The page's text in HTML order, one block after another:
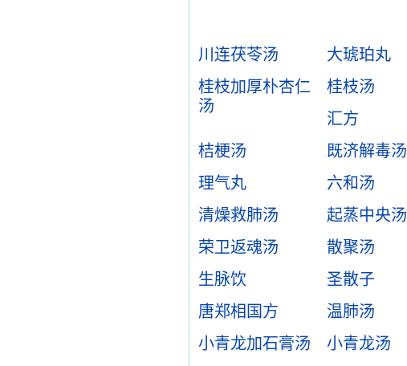
川连茯苓汤
大琥珀丸
桂枝加厚朴杏仁
汤
桂枝汤
汇方
桔梗汤
既济解毒汤
理气丸
六和汤
清燥救肺汤
起蒸中央汤
荣卫返魂汤
散聚汤
生脉饮
圣散子
唐郑相国方
温肺汤
小青龙加石膏汤
小青龙汤